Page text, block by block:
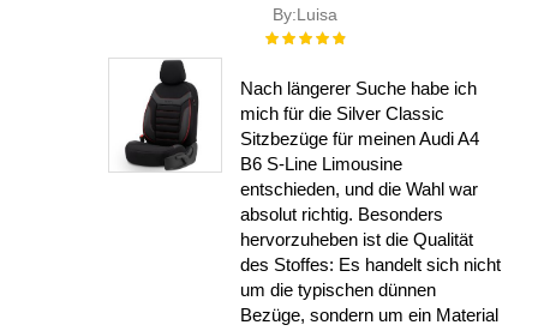
By:Luisa
Rating:
Nach längerer Suche habe ich
mich für die Silver Classic
Sitzbezüge für meinen Audi A4
B6 S-Line Limousine
entschieden, und die Wahl war
absolut richtig. Besonders
hervorzuheben ist die Qualität
des Stoffes: Es handelt sich nicht
um die typischen dünnen
Bezüge, sondern um ein Material